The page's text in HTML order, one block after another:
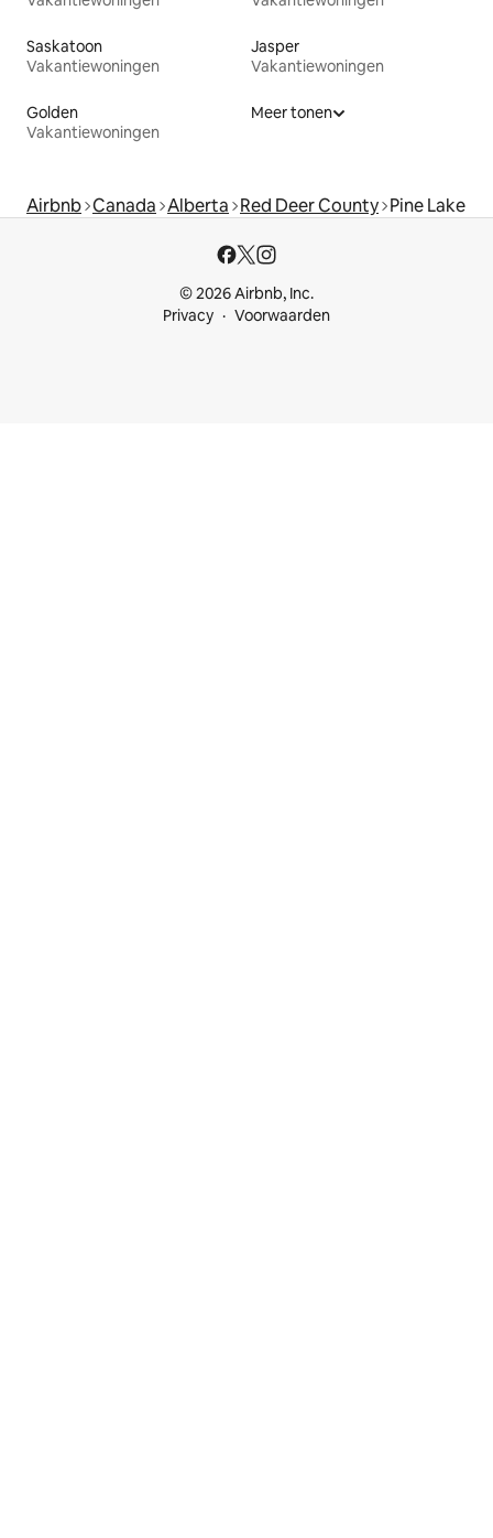
Saskatoon
Vakantiewoningen
Jasper
Vakantiewoningen
Golden
Vakantiewoningen
Meer tonen
Airbnb Canada Alberta Red Deer County Pine Lake
© 2026 Airbnb, Inc.
Privacy
Voorwaarden